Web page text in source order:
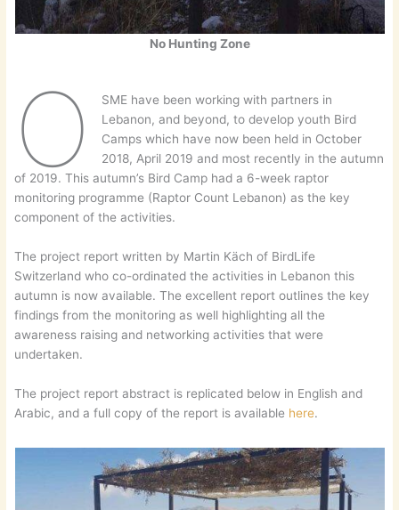
No Hunting Zone
O
SME have been working with partners in
Lebanon, and beyond, to develop youth Bird
Camps which have now been held in October
2018, April 2019 and most recently in the autumn
of 2019. This autumn’s Bird Camp had a 6-week raptor
monitoring programme (Raptor Count Lebanon) as the key
component of the activities.
The project report written by Martin Käch of BirdLife
Switzerland who co-ordinated the activities in Lebanon this
autumn is now available. The excellent report outlines the key
findings from the monitoring as well highlighting all the
awareness raising and networking activities that were
undertaken.
The project report abstract is replicated below in English and
Arabic, and a full copy of the report is available here.